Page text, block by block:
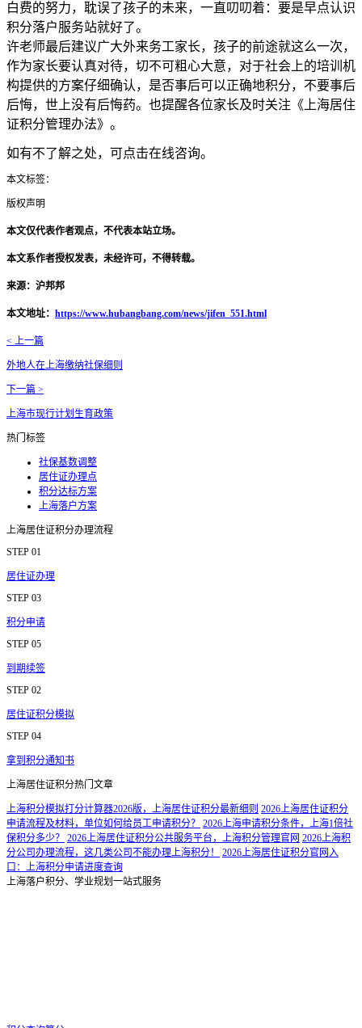
白费的努力，耽误了孩子的未来，一直叨叨着：要是早点认识
积分落户服务站就好了。
许老师最后建议广大外来务工家长，孩子的前途就这么一次，
作为家长要认真对待，切不可粗心大意，对于社会上的培训机
构提供的方案仔细确认，是否事后可以正确地积分，不要事后
后悔，世上没有后悔药。也提醒各位家长及时关注《上海居住
证积分管理办法》。
如有不了解之处，可点击在线咨询。
本文标签：
版权声明
本文仅代表作者观点，不代表本站立场。
本文系作者授权发表，未经许可，不得转载。
来源：沪邦邦
本文地址： https://www.hubangbang.com/news/jifen_551.html
< 上一篇
外地人在上海缴纳社保细则
下一篇 >
上海市现行计划生育政策
热门标签
社保基数调整
居住证办理点
积分达标方案
上海落户方案
上海居住证积分办理流程
STEP 01
居住证办理
STEP 03
积分申请
STEP 05
到期续签
STEP 02
居住证积分模拟
STEP 04
拿到积分通知书
上海居住证积分热门文章
上海积分模拟打分计算器2026版，上海居住证积分最新细则 2026上海居住证积分
申请流程及材料，单位如何给员工申请积分？
2026上海申请积分条件，上海1倍社
保积分多少？
2026上海居住证积分公共服务平台，上海积分管理官网 2026上海积
分公司办理流程，这几类公司不能办理上海积分！
2026上海居住证积分官网入
口：上海积分申请进度查询
上海落户积分、学业规划一站式服务